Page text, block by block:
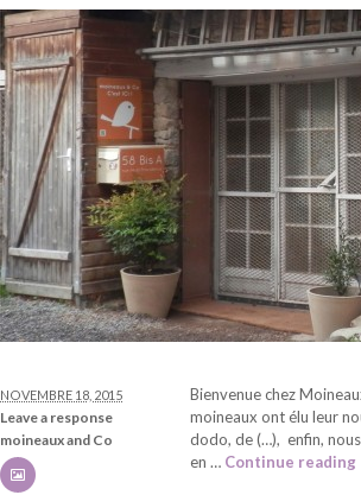
NOVEMBRE 18, 2015
Leave a response
moineaux and Co
Bienvenue chez
moineaux ont élu leur
dodo, de (…), enfin,
en … Continue reading